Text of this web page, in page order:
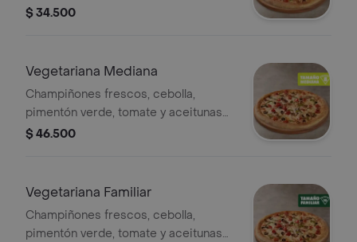
negras - 4 porciones. Incluye Salsa
$ 34.500
Vegetariana Mediana
Champiñones frescos, cebolla,
pimentón verde, tomate y aceitunas
negras - 8 porciones. Incluye Salsa
$ 46.500
Vegetariana Familiar
Champiñones frescos, cebolla,
pimentón verde, tomate y aceitunas